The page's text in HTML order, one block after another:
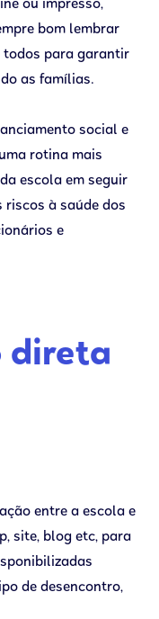
ou impresso,
bom lembrar
todos para garantir
as famílias.
social e
rotina mais
escola em seguir
à saúde dos
e
direta
entre a escola e
site, blog etc, para
de desencontro,